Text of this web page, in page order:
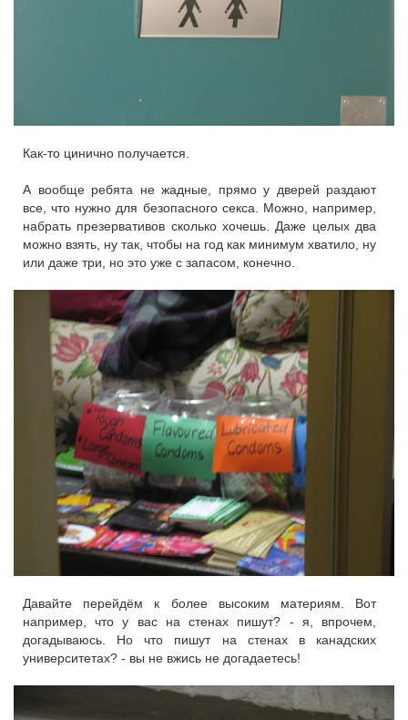
Как-то цинично получается.
А вообще ребята не жадные, прямо у дверей раздают
все, что нужно для безопасного секса. Можно, например,
набрать презервативов сколько хочешь. Даже целых два
можно взять, ну так, чтобы на год как минимум хватило, ну
или даже три, но это уже с запасом, конечно.
Давайте перейдём к более высоким материям. Вот
например, что у вас на стенах пишут? - я, впрочем,
догадываюсь. Но что пишут на стенах в канадских
университетах? - вы не вжись не догадаетесь!